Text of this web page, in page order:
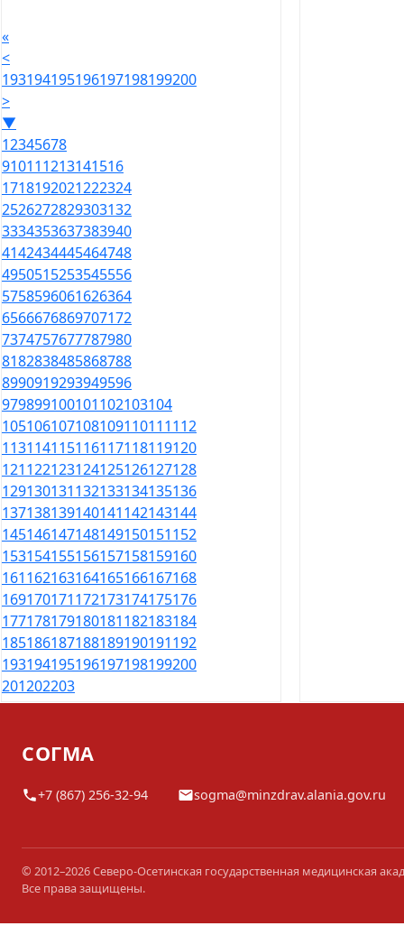
«
<
193194195196197198199200
>
▼
12345678
910111213141516
1718192021222324
2526272829303132
3334353637383940
4142434445464748
4950515253545556
5758596061626364
6566676869707172
7374757677787980
8182838485868788
8990919293949596
979899100101102103104
105106107108109110111112
113114115116117118119120
121122123124125126127128
129130131132133134135136
137138139140141142143144
145146147148149150151152
153154155156157158159160
161162163164165166167168
169170171172173174175176
177178179180181182183184
185186187188189190191192
193194195196197198199200
201202203
СОГМА
+7 (867) 256-32-94 sogma@minzdrav.alania.gov.ru
© 2012–2026 Северо-Осетинская государственная медицинская
Все права защищены.